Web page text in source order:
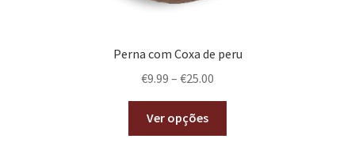
Perna com Coxa de peru
€9.99 – €25.00
Ver opções